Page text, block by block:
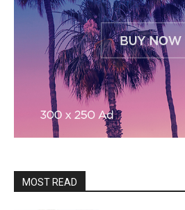
MOST READ